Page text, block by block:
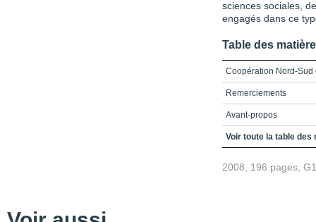
sciences sociales,
engagés dans ce
Table des
Coopération Nord-Sud
Remerciements
Avant-propos
Chapitre 1_La
et les organisations de
Voir toute la table des
2008, 196 pages,